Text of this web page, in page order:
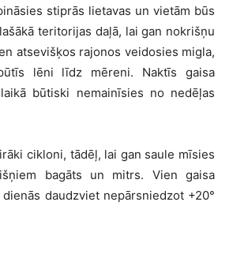
stiprās lietavas un vietām būs
teritorijas daļā, lai gan nokrišņu
atsevišķos rajonos veidosies migla,
lēni līdz mēreni. Naktīs gaisa
būtiski nemainīsies no nedēļas
cikloni, tādēļ, lai gan saule mīsies
bagāts un mitrs. Vien gaisa
daudzviet nepārsniedzot +20°